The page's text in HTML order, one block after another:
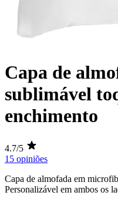
Capa de
sublimável
enchimento
4.7/5
15 opiniões
Capa de almofada em
Personalizável em ambos os